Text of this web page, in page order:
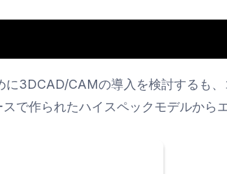
3DCAD/CAMの導入を検討するも
で作られたハイスペックモデルから